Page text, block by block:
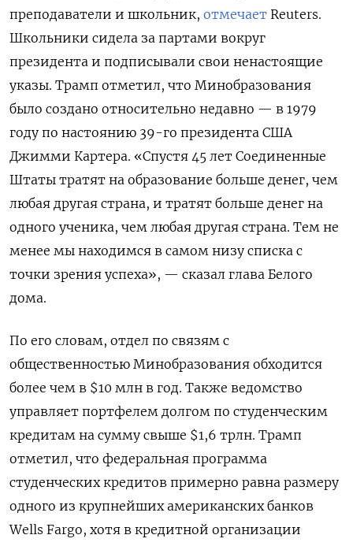
преподаватели и школьник, отмечает Reuters.
Школьники сидела за партами вокруг
президента и подписывали свои ненастоящие
указы. Трамп отметил, что Минобразования
было создано относительно недавно — в 1979
году по настоянию 39-го президента США
Джимми Картера. «Спустя 45 лет Соединенные
Штаты тратят на образование больше денег, чем
любая другая страна, и тратят больше денег на
одного ученика, чем любая другая страна. Тем не
менее мы находимся в самом низу списка с
точки зрения успеха», — сказал глава Белого
дома.
По его словам, отдел по связям с
общественностью Минобразования обходится
более чем в $10 млн в год. Также ведомство
управляет портфелем долгом по студенческим
кредитам на сумму свыше $1,6 трлн. Трамп
отметил, что федеральная программа
студенческих кредитов примерно равна размеру
одного из крупнейших американских банков
Wells Fargo, хотя в кредитной организации